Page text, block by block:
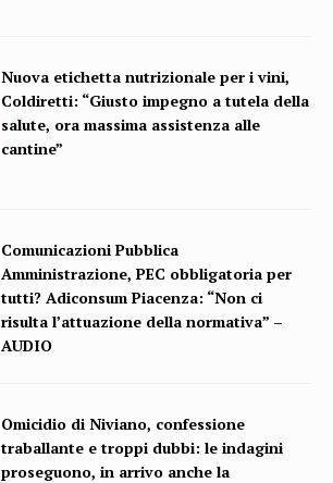
Nuova etichetta nutrizionale per i vini,
Coldiretti: “Giusto impegno a tutela della
salute, ora massima assistenza alle
cantine”
Comunicazioni Pubblica
Amministrazione, PEC obbligatoria per
tutti? Adiconsum Piacenza: “Non ci
risulta l’attuazione della normativa” –
AUDIO
Omicidio di Niviano, confessione
traballante e troppi dubbi: le indagini
proseguono, in arrivo anche la